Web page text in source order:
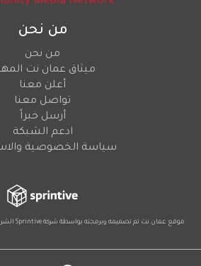
من نحن
من نحن
ميثاق عمان نت
أعلن معنا
تواصل معنا
أرسل خبراً
ادعم الشبكة
سياسة الخصوصية
موقع عمان نت تم تصميمه وبرمجته بواسطة شركةSprintive